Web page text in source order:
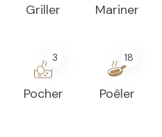
Griller Mariner
3
Pocher
18
Poêler